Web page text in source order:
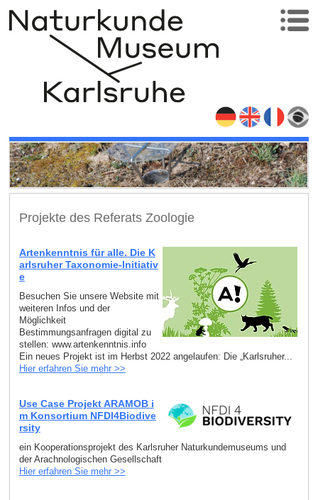
Projekte des Referats Zoologie
Artenkenntnis für alle. Die K
arlsruher Taxonomie-Initiativ
e
Besuchen Sie unsere Website mit
weiteren Infos und der
Möglichkeit
Bestimmungsanfragen digital zu
stellen: www.artenkenntnis.info
Ein neues Projekt ist im Herbst 2022 angelaufen: Die „Karlsruher...
Hier erfahren Sie mehr >>
Use Case Projekt ARAMOB i
m Konsortium NFDI4Biodive
rsity
ein Kooperationsprojekt des Karlsruher Naturkundemuseums und
der Arachnologischen Gesellschaft
Hier erfahren Sie mehr >>